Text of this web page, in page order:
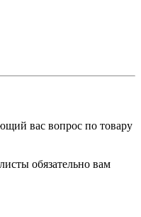
вас вопрос по товару
обязательно вам